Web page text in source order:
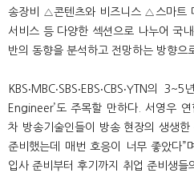
송장비 △콘텐츠와 비즈니스 △스마트
서비스 등 다양한 섹션으로 나누어 국
반의 동향을 분석하고 전망하는 방향으
KBS‧MBC‧SBS‧EBS‧CBS‧YTN의
Engineer’도 주목할 만하다. 서영우
차 방송기술인들이 방송 현장의 생생
준비했는데 매번 호응이 너무 좋았다”
입사 준비부터 후기까지 취업 준비생들